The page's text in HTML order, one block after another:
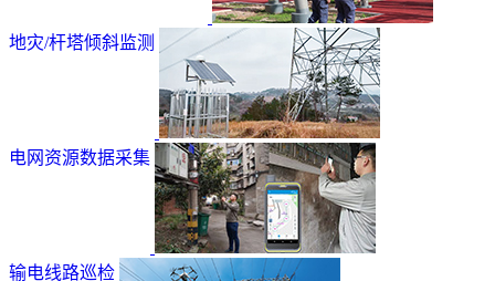
地灾/杆塔倾斜监测
电网资源数据采集
输电线路巡检